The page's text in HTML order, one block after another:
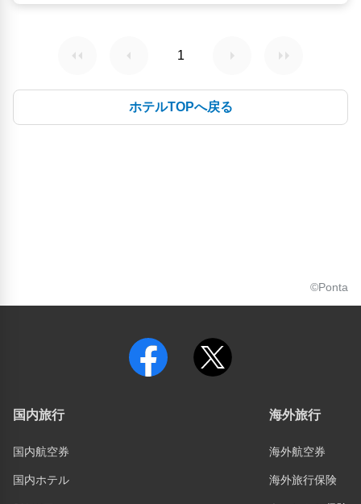
1
ホテルTOPへ戻る
©Ponta
国内旅行
国内航空券
国内ホテル
海外旅行
海外航空券
海外旅行保険